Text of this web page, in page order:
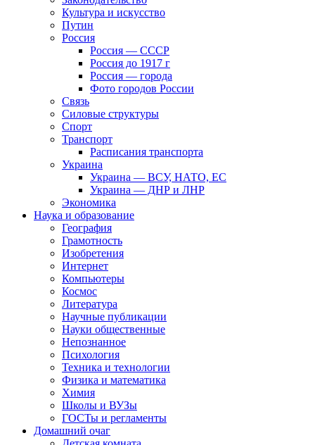
Культура и искусство
Путин
Россия
Россия — СССР
Россия до 1917 г
Россия — города
Фото городов России
Связь
Силовые структуры
Спорт
Транспорт
Расписания транспорта
Украина
Украина — ВСУ, НАТО, ЕС
Украина — ДНР и ЛНР
Экономика
Наука и образование
География
Грамотность
Изобретения
Интернет
Компьютеры
Космос
Литература
Научные публикации
Науки общественные
Непознанное
Психология
Техника и технологии
Физика и математика
Химия
Школы и ВУЗы
ГОСТы и регламенты
Домашний очаг